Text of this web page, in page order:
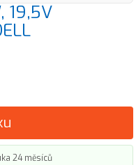
19,5V
24 měsíců